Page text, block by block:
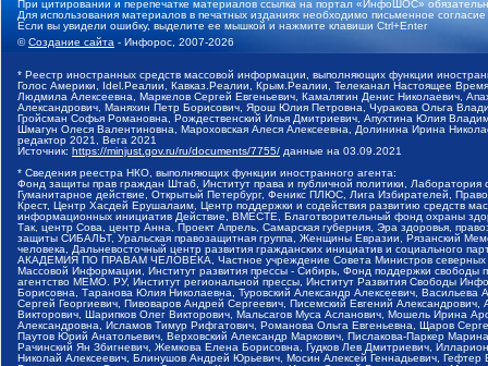
При цитировании и перепечатке материалов ссылка на портал «ИнфоШОС»
Для использования материалов в печатных изданиях необходимо письменное
Если вы увидели ошибку, выделите ее мышкой и нажмите клавиши Ctrl+Enter
©Создание сайта - Инфорос, 2007-2026
* Реестр иностранных средств массовой информации, выполняющих функции
Голос Америки, Idel.Реалии, Кавказ.Реалии, Крым.Реалии, Телеканал Настоящее
Людмила Алексеевна, Маркелов Сергей Евгеньевич, Камалягин Денис Николаевич,
Александрович, Маняхин Петр Борисович, Ярош Юлия Петровна, Чуракова Ольга
Гройсман Софья Романовна, Рождественский Илья Дмитриевич, Апухтина Юлия
Шмагун Олеся Валентиновна, Мароховская Алеся Алексеевна, Долинина Ирина
редактор 2021, Вега 2021
Источник: https://minjust.gov.ru/ru/documents/7755/ данные на 03.09.2021
* Сведения реестра НКО, выполняющих функции иностранного агента:
Фонд защиты прав граждан Штаб, Институт права и публичной политики,
Гуманитарное действие, Открытый Петербург, Феникс ПЛЮС, Лига Избирателей,
Крест, Центр Хасдей Ерушалаим, Центр поддержки и содействия развитию средств
информационных инициатив Действие, ВМЕСТЕ, Благотворительный фонд охраны
Так, центр Сова, центр Анна, Проект Апрель, Самарская губерния, Эра здоровья,
защиты СИБАЛЬТ, Уральская правозащитная группа, Женщины Евразии, Рязанский
человека, Дальневосточный центр развития гражданских инициатив и социального
АКАДЕМИЯ ПО ПРАВАМ ЧЕЛОВЕКА, Частное учреждение Совета Министров северных
Массовой Информации, Институт развития прессы - Сибирь, Фонд поддержки
агентство МЕМО. РУ, Институт региональной прессы, Институт Развития Свободы
Борисовна, Таранова Юлия Николаевна, Туровский Александр Алексеевич,
Сергей Георгиевич, Пивоваров Андрей Сергеевич, Писемский Евгений
Викторович, Шарипков Олег Викторович, Мальсагов Муса Асланович, Мошель Ирина
Александровна, Исламов Тимур Рифгатович, Романова Ольга Евгеньевна, Щаров
Паутов Юрий Анатольевич, Верховский Александр Маркович, Пислакова-Паркер
Рачинский Ян Збигневич, Жемкова Елена Борисовна, Гудков Лев Дмитриевич,
Николай Алексеевич, Блинушов Андрей Юрьевич, Мосин Алексей Геннадьевич,